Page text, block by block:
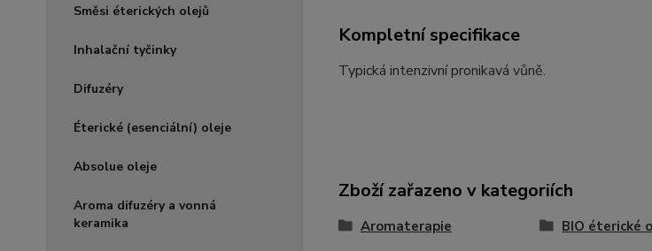
Směsi éterických olejů
Inhalační tyčinky
Difuzéry
Éterické (esenciální) oleje
Absolue oleje
Aroma difuzéry a vonná
keramika
Kompletní specifikace
Typická intenzivní pronikavá vůně.
Zboží zařazeno v kategoriích
Aromaterapie BIO éterické